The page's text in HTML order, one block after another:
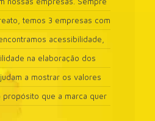
temos 3 empresas com
acessibilidade,
na elaboração dos
a mostrar os valores
propósito que a marca quer